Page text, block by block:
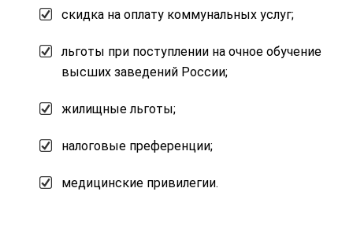
скидка на оплату коммунальных услуг;
льготы при поступлении на очное обучение
высших заведений России;
жилищные льготы;
налоговые преференции;
медицинские привилегии.